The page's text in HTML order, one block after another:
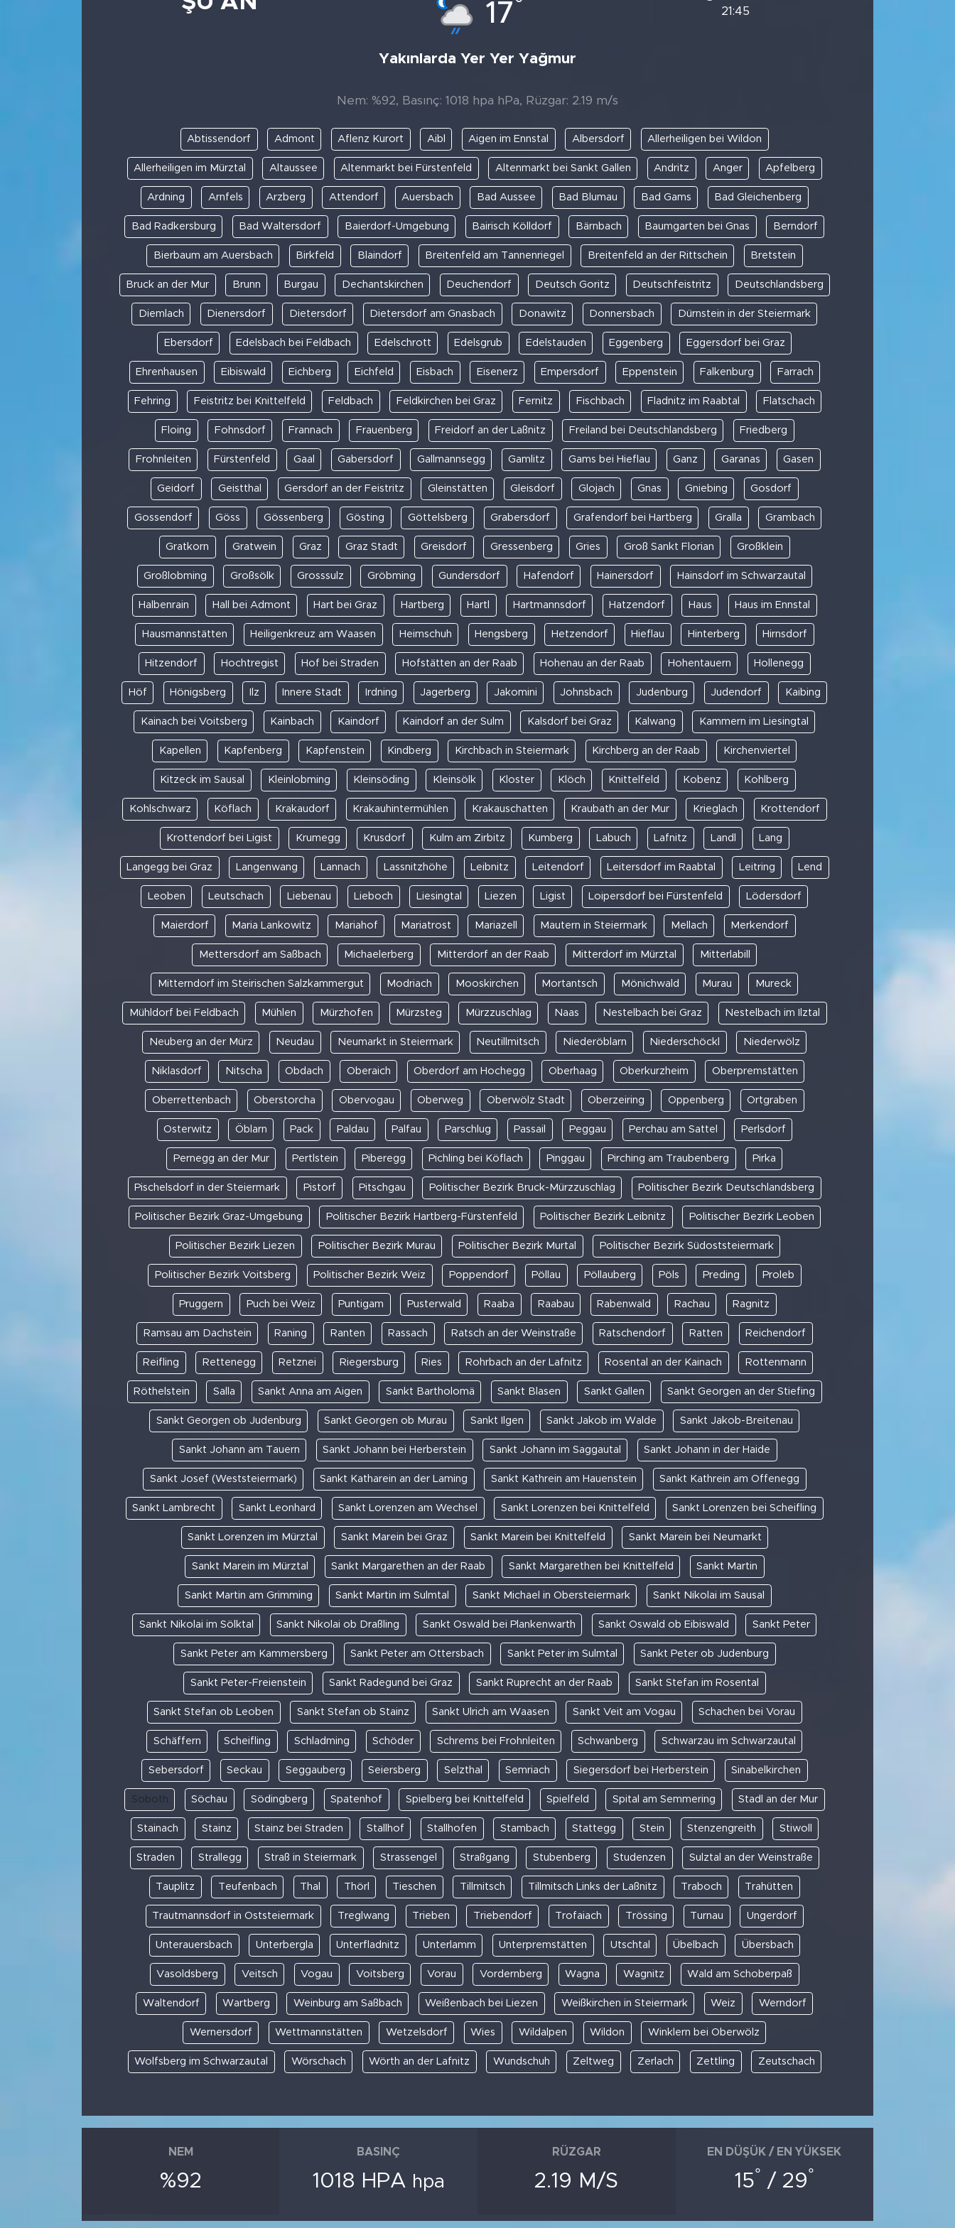
17°
Yakınlarda Yer Yer Yağmur
21:45
Nem: %92, Basınç: 1018 hpa hPa, Rüzgar: 2.19 m/s
Abtissendorf Admont Aflenz Kurort Aibl Aigen im Ennstal Albersdorf Allerheiligen bei Wildon
Allerheiligen im Mürztal Altaussee Altenmarkt bei Fürstenfeld Altenmarkt bei Sankt Gallen Andritz Anger Apfelberg
Ardning Arnfels Arzberg Attendorf Auersbach Bad Aussee Bad Blumau Bad Gams Bad Gleichenberg
Bad Radkersburg Bad Waltersdorf Baierdorf-Umgebung Bairisch Kölldorf Bärnbach Baumgarten bei Gnas Berndorf
Bierbaum am Auersbach Birkfeld Blaindorf Breitenfeld am Tannenriegel Breitenfeld an der Rittschein Bretstein
Bruck an der Mur Brunn Burgau Dechantskirchen Deuchendorf Deutsch Goritz Deutschfeistritz Deutschlandsberg
Diemlach Dienersdorf Dietersdorf Dietersdorf am Gnasbach Donawitz Donnersbach Dürnstein in der Steiermark
Ebersdorf Edelsbach bei Feldbach Edelschrott Edelsgrub Edelstauden Eggenberg Eggersdorf bei Graz
Ehrenhausen Eibiswald Eichberg Eichfeld Eisbach Eisenerz Empersdorf Eppenstein Falkenburg Farrach
Fehring Feistritz bei Knittelfeld Feldbach Feldkirchen bei Graz Fernitz Fischbach Fladnitz im Raabtal Flatschach
Floing Fohnsdorf Frannach Frauenberg Freidorf an der Laßnitz Freiland bei Deutschlandsberg Friedberg
Frohnleiten Fürstenfeld Gaal Gabersdorf Gallmannsegg Gamlitz Gams bei Hieflau Ganz Garanas Gasen
Geidorf Geistthal Gersdorf an der Feistritz Gleinstätten Gleisdorf Glojach Gnas Gniebing Gosdorf
Gossendorf Göss Gössenberg Gösting Göttelsberg Grabersdorf Grafendorf bei Hartberg Gralla Grambach
Gratkorn Gratwein Graz Graz Stadt Greisdorf Gressenberg Gries Groß Sankt Florian Großklein
Großlobming Großsölk Grosssulz Gröbming Gundersdorf Hafendorf Hainersdorf Hainsdorf im Schwarzautal
Halbenrain Hall bei Admont Hart bei Graz Hartberg Hartl Hartmannsdorf Hatzendorf Haus Haus im Ennstal
Hausmannstätten Heiligenkreuz am Waasen Heimschuh Hengsberg Hetzendorf Hieflau Hinterberg Hirnsdorf
Hitzendorf Hochtregist Hof bei Straden Hofstätten an der Raab Hohenau an der Raab Hohentauern Hollenegg
Höf Hönigsberg Ilz Innere Stadt Irdning Jagerberg Jakomini Johnsbach Judenburg Judendorf Kaibing
Kainach bei Voitsberg Kainbach Kaindorf Kaindorf an der Sulm Kalsdorf bei Graz Kalwang Kammern im Liesingtal
Kapellen Kapfenberg Kapfenstein Kindberg Kirchbach in Steiermark Kirchberg an der Raab Kirchenviertel
Kitzeck im Sausal Kleinlobming Kleinsöding Kleinsölk Kloster Klöch Knittelfeld Kobenz Kohlberg
Kohlschwarz Köflach Krakaudorf Krakauhintermühlen Krakauschatten Kraubath an der Mur Krieglach Krottendorf
Krottendorf bei Ligist Krumegg Krusdorf Kulm am Zirbitz Kumberg Labuch Lafnitz Landl Lang
Langegg bei Graz Langenwang Lannach Lassnitzhöhe Leibnitz Leitendorf Leitersdorf im Raabtal Leitring Lend
Leoben Leutschach Liebenau Lieboch Liesingtal Liezen Ligist Loipersdorf bei Fürstenfeld Lödersdorf
Maierdorf Maria Lankowitz Mariahof Mariatrost Mariazell Mautern in Steiermark Mellach Merkendorf
Mettersdorf am Saßbach Michaelerberg Mitterdorf an der Raab Mitterdorf im Mürztal Mitterlabill
Mitterndorf im Steirischen Salzkammergut Modriach Mooskirchen Mortantsch Mönichwald Murau Mureck
Mühldorf bei Feldbach Mühlen Mürzhofen Mürzsteg Mürzzuschlag Naas Nestelbach bei Graz Nestelbach im Ilztal
Neuberg an der Mürz Neudau Neumarkt in Steiermark Neutillmitsch Niederöblarn Niederschöckl Niederwölz
Niklasdorf Nitscha Obdach Oberaich Oberdorf am Hochegg Oberhaag Oberkurzheim Oberpremstätten
Oberrettenbach Oberstorcha Obervogau Oberweg Oberwölz Stadt Oberzeiring Oppenberg Ortgraben
Osterwitz Öblarn Pack Paldau Palfau Parschlug Passail Peggau Perchau am Sattel Perlsdorf
Pernegg an der Mur Pertlstein Piberegg Pichling bei Köflach Pinggau Pirching am Traubenberg Pirka
Pischelsdorf in der Steiermark Pistorf Pitschgau Politischer Bezirk Bruck-Mürzzuschlag Politischer Bezirk Deutschlandsberg
Politischer Bezirk Graz-Umgebung Politischer Bezirk Hartberg-Fürstenfeld Politischer Bezirk Leibnitz Politischer Bezirk Leoben
Politischer Bezirk Liezen Politischer Bezirk Murau Politischer Bezirk Murtal Politischer Bezirk Südoststeiermark
Politischer Bezirk Voitsberg Politischer Bezirk Weiz Poppendorf Pöllau Pöllauberg Pöls Preding Proleb
Pruggern Puch bei Weiz Puntigam Pusterwald Raaba Raabau Rabenwald Rachau Ragnitz
Ramsau am Dachstein Raning Ranten Rassach Ratsch an der Weinstraße Ratschendorf Ratten Reichendorf
Reifling Rettenegg Retznei Riegersburg Ries Rohrbach an der Lafnitz Rosental an der Kainach Rottenmann
Röthelstein Salla Sankt Anna am Aigen Sankt Bartholomä Sankt Blasen Sankt Gallen Sankt Georgen an der Stiefing
Sankt Georgen ob Judenburg Sankt Georgen ob Murau Sankt Ilgen Sankt Jakob im Walde Sankt Jakob-Breitenau
Sankt Johann am Tauern Sankt Johann bei Herberstein Sankt Johann im Saggautal Sankt Johann in der Haide
Sankt Josef (Weststeiermark) Sankt Katharein an der Laming Sankt Kathrein am Hauenstein Sankt Kathrein am Offenegg
Sankt Lambrecht Sankt Leonhard Sankt Lorenzen am Wechsel Sankt Lorenzen bei Knittelfeld Sankt Lorenzen bei Scheifling
Sankt Lorenzen im Mürztal Sankt Marein bei Graz Sankt Marein bei Knittelfeld Sankt Marein bei Neumarkt
Sankt Marein im Mürztal Sankt Margarethen an der Raab Sankt Margarethen bei Knittelfeld Sankt Martin
Sankt Martin am Grimming Sankt Martin im Sulmtal Sankt Michael in Obersteiermark Sankt Nikolai im Sausal
Sankt Nikolai im Sölktal Sankt Nikolai ob Draßling Sankt Oswald bei Plankenwarth Sankt Oswald ob Eibiswald Sankt Peter
Sankt Peter am Kammersberg Sankt Peter am Ottersbach Sankt Peter im Sulmtal Sankt Peter ob Judenburg
Sankt Peter-Freienstein Sankt Radegund bei Graz Sankt Ruprecht an der Raab Sankt Stefan im Rosental
Sankt Stefan ob Leoben Sankt Stefan ob Stainz Sankt Ulrich am Waasen Sankt Veit am Vogau Schachen bei Vorau
Schäffern Scheifling Schladming Schöder Schrems bei Frohnleiten Schwanberg Schwarzau im Schwarzautal
Sebersdorf Seckau Seggauberg Seiersberg Selzthal Semriach Siegersdorf bei Herberstein Sinabelkirchen
Soboth Söchau Södingberg Spatenhof Spielberg bei Knittelfeld Spielfeld Spital am Semmering Stadl an der Mur
Stainach Stainz Stainz bei Straden Stallhof Stallhofen Stambach Stattegg Stein Stenzengreith Stiwoll
Straden Strallegg Straß in Steiermark Strassengel Straßgang Stubenberg Studenzen Sulztal an der Weinstraße
Tauplitz Teufenbach Thal Thörl Tieschen Tillmitsch Tillmitsch Links der Laßnitz Traboch Trahütten
Trautmannsdorf in Oststeiermark Treglwang Trieben Triebendorf Trofaiach Trössing Turnau Ungerdorf
Unterauersbach Unterbergla Unterfladnitz Unterlamm Unterpremstätten Utschtal Übelbach Übersbach
Vasoldsberg Veitsch Vogau Voitsberg Vorau Vordernberg Wagna Wagnitz Wald am Schoberpaß
Waltendorf Wartberg Weinburg am Saßbach Weißenbach bei Liezen Weißkirchen in Steiermark Weiz Werndorf
Wernersdorf Wettmannstätten Wetzelsdorf Wies Wildalpen Wildon Winklern bei Oberwölz
Wolfsberg im Schwarzautal Wörschach Wörth an der Lafnitz Wundschuh Zeltweg Zerlach Zettling Zeutschach
NEM
%92
BASINÇ
1018 HPA hpa
RÜZGAR
2.19 M/S
EN DÜŞÜK / EN YÜKSEK
15° / 29°